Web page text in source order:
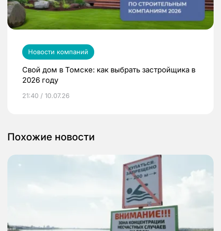
Новости компаний
Свой дом в Томске: как выбрать застройщика в
2026 году
21:40 / 10.07.26
Похожие новости